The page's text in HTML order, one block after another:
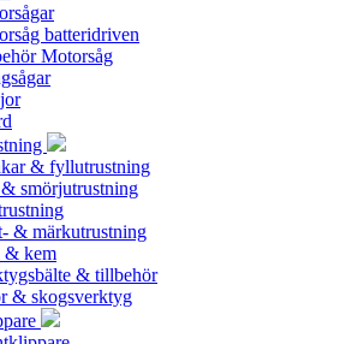
batteridriven
Motorsåg
& fyllutrustning
smörjutrustning
& märkutrustning
& kem
& tillbehör
& skogsverktyg